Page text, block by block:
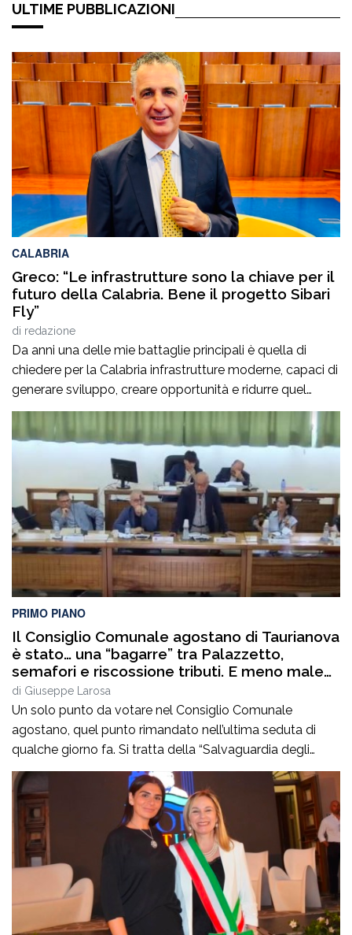
ULTIME PUBBLICAZIONI
CALABRIA
Greco: “Le infrastrutture sono la chiave per il
futuro della Calabria. Bene il progetto Sibari
Fly”
di redazione
Da anni una delle mie battaglie principali è quella di
chiedere per la Calabria infrastrutture moderne, capaci di
generare sviluppo, creare opportunità e ridurre quel
divario che per troppo tempo ha penalizzato la nostra
regione. La Sibaritide, in particolare, rappresenta un
patrimonio straordinario sotto il profilo storico, turistico,
agricolo, produttivo e culturale. Un territorio, dalla […]
PRIMO PIANO
Il Consiglio Comunale agostano di Taurianova
è stato… una “bagarre” tra Palazzetto,
semafori e riscossione tributi. E meno male
che era un solo punto!
di Giuseppe Larosa
Un solo punto da votare nel Consiglio Comunale
agostano, quel punto rimandato nell’ultima seduta di
qualche giorno fa. Si tratta della “Salvaguardia degli
equilibri e assestamento generale di bilancio- Esercizio
2026”. Ma è sulla discussione nei “preliminari” che si gioca
la partita principale anche se il documento da approvare
è di estrema importanza per la […]